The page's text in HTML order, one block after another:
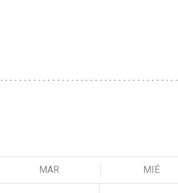
MAR MIÉ